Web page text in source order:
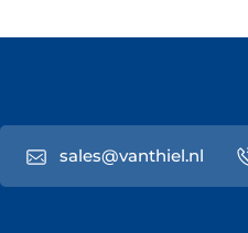
sales@vanthiel.nl